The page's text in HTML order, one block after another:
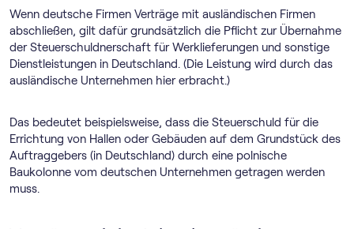
Wenn deutsche Firmen Verträge mit ausländischen Firmen
abschließen, gilt dafür grundsätzlich die Pflicht zur Übernahme
der Steuerschuldnerschaft für Werklieferungen und sonstige
Dienstleistungen in Deutschland. (Die Leistung wird durch das
ausländische Unternehmen hier erbracht.)
Das bedeutet beispielsweise, dass die Steuerschuld für die
Errichtung von Hallen oder Gebäuden auf dem Grundstück des
Auftraggebers (in Deutschland) durch eine polnische
Baukolonne vom deutschen Unternehmen getragen werden
muss.